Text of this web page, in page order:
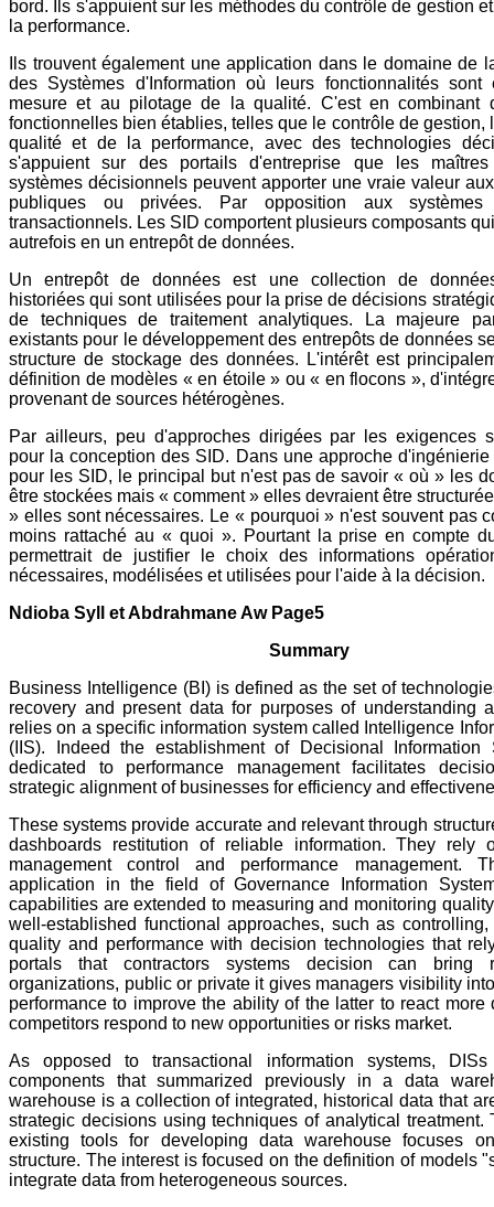
bord. Ils s'appuient sur les méthodes du contrôle de gestion
la performance.
Ils trouvent également une application dans le domaine de
des Systèmes d'Information où leurs fonctionnalités
mesure et au pilotage de la qualité. C'est en combinant
fonctionnelles bien établies, telles que le contrôle de gestion,
qualité et de la performance, avec des technologies
s'appuient sur des portails d'entreprise que les
systèmes décisionnels peuvent apporter une vraie valeur
publiques ou privées. Par opposition aux systèmes
transactionnels. Les SID comportent plusieurs composants
autrefois en un entrepôt de données.
Un entrepôt de données est une collection de
historiées qui sont utilisées pour la prise de décisions
de techniques de traitement analytiques. La majeure
existants pour le développement des entrepôts de données
structure de stockage des données. L'intérêt est
définition de modèles « en étoile » ou « en flocons »,
provenant de sources hétérogènes.
Par ailleurs, peu d'approches dirigées par les exigences
pour la conception des SID. Dans une approche
pour les SID, le principal but n'est pas de savoir « où » les
être stockées mais « comment » elles devraient être
» elles sont nécessaires. Le « pourquoi » n'est souvent pas
moins rattaché au « quoi ». Pourtant la prise en compte
permettrait de justifier le choix des informations
nécessaires, modélisées et utilisées pour l'aide à la décision.
Ndioba Syll et Abdrahmane Aw Page5
Summary
Business Intelligence (BI) is defined as the set of
recovery and present data for purposes of understanding
relies on a specific information system called Intelligence
(IIS). Indeed the establishment of Decisional Information
dedicated to performance management facilitates
strategic alignment of businesses for efficiency and
These systems provide accurate and relevant through
dashboards restitution of reliable information. They rely
management control and performance management.
application in the field of Governance Information
capabilities are extended to measuring and monitoring
well-established functional approaches, such as
quality and performance with decision technologies that
portals that contractors systems decision can bring
organizations, public or private it gives managers visibility
performance to improve the ability of the latter to react more
competitors respond to new opportunities or risks market.
As opposed to transactional information systems,
components that summarized previously in a data
warehouse is a collection of integrated, historical data that
strategic decisions using techniques of analytical treatment.
existing tools for developing data warehouse focuses
structure. The interest is focused on the definition of models
integrate data from heterogeneous sources.